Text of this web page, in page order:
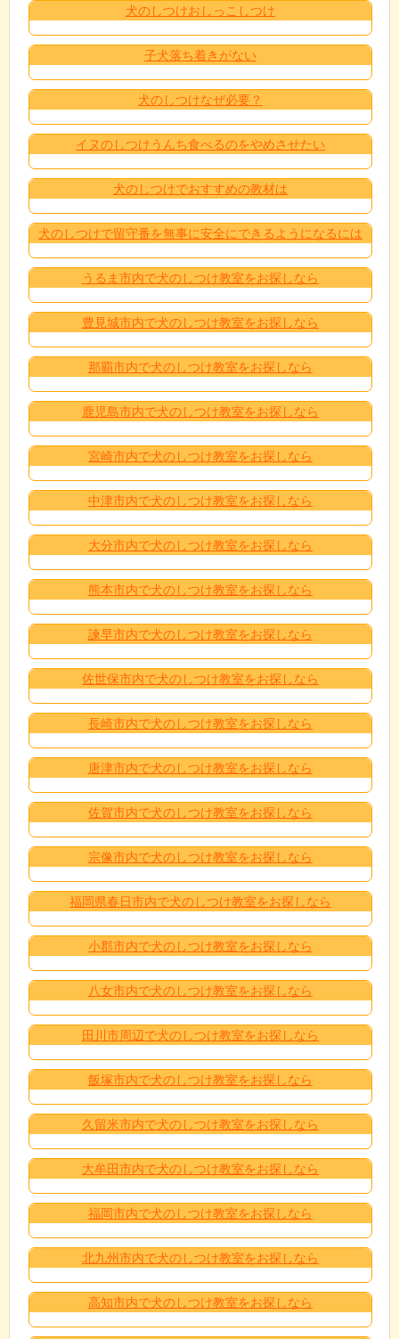
犬のしつけおしっこしつけ
子犬落ち着きがない
犬のしつけなぜ必要？
イヌのしつけうんち食べるのをやめさせたい
犬のしつけでおすすめの教材は
犬のしつけで留守番を無事に安全にできるようになるには
うるま市内で犬のしつけ教室をお探しなら
豊見城市内で犬のしつけ教室をお探しなら
那覇市内で犬のしつけ教室をお探しなら
鹿児島市内で犬のしつけ教室をお探しなら
宮崎市内で犬のしつけ教室をお探しなら
中津市内で犬のしつけ教室をお探しなら
大分市内で犬のしつけ教室をお探しなら
熊本市内で犬のしつけ教室をお探しなら
諫早市内で犬のしつけ教室をお探しなら
佐世保市内で犬のしつけ教室をお探しなら
長崎市内で犬のしつけ教室をお探しなら
唐津市内で犬のしつけ教室をお探しなら
佐賀市内で犬のしつけ教室をお探しなら
宗像市内で犬のしつけ教室をお探しなら
福岡県春日市内で犬のしつけ教室をお探しなら
小郡市内で犬のしつけ教室をお探しなら
八女市内で犬のしつけ教室をお探しなら
田川市周辺で犬のしつけ教室をお探しなら
飯塚市内で犬のしつけ教室をお探しなら
久留米市内で犬のしつけ教室をお探しなら
大牟田市内で犬のしつけ教室をお探しなら
福岡市内で犬のしつけ教室をお探しなら
北九州市内で犬のしつけ教室をお探しなら
高知市内で犬のしつけ教室をお探しなら